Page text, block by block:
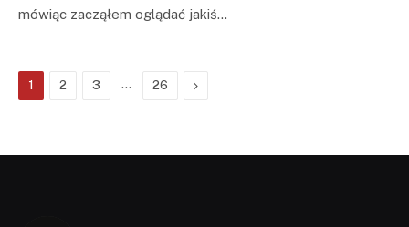
mówiąc zacząłem oglądać jakiś…
1 2 3 … 26 Next